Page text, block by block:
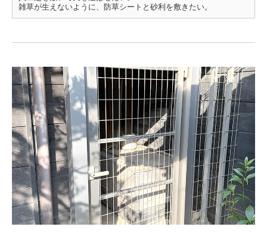
雑草が生えないように、防草シートと砂利を敷きたい。